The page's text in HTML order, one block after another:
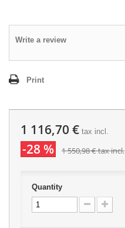
Write a review
Print
1 116,70 € tax incl.
-28 % 1 550,98 €tax incl.
Quantity